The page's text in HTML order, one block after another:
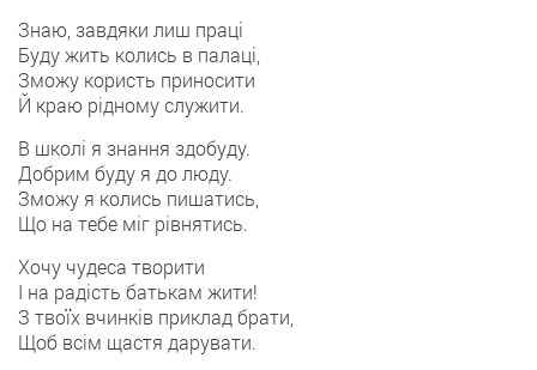
Знаю, завдяки лиш праці
Буду жить колись в палаці,
Зможу користь приносити
Й краю рідному служити.
В школі я знання здобуду.
Добрим буду я до люду.
Зможу я колись пишатись,
Що на тебе міг рівнятись.
Хочу чудеса творити
І на радість батькам жити!
З твоїх вчинків приклад брати,
Щоб всім щастя дарувати.